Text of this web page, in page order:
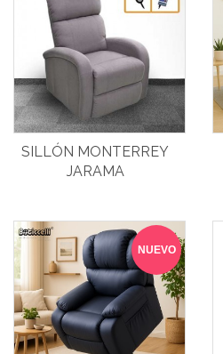
SILLÓN MONTERREY
JARAMA
NUEVO